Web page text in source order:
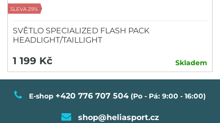
SLEVA 29%
SVĚTLO SPECIALIZED FLASH PACK
HEADLIGHT/TAILLIGHT
1 199 Kč Skladem
E-shop +420 776 707 504 (Po - Pá: 9:00 - 16:00)
shop@heliasport.cz